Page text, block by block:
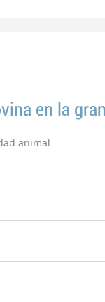
en la
animal